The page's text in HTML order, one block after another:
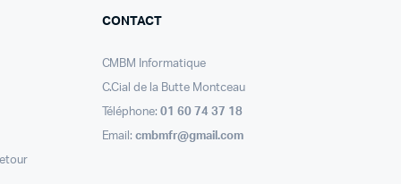
CONTACT
CMBM Informatique
C.Cial de la Butte Montceau
Téléphone:01 60 74 37 18
Email:cmbmfr@gmail.com